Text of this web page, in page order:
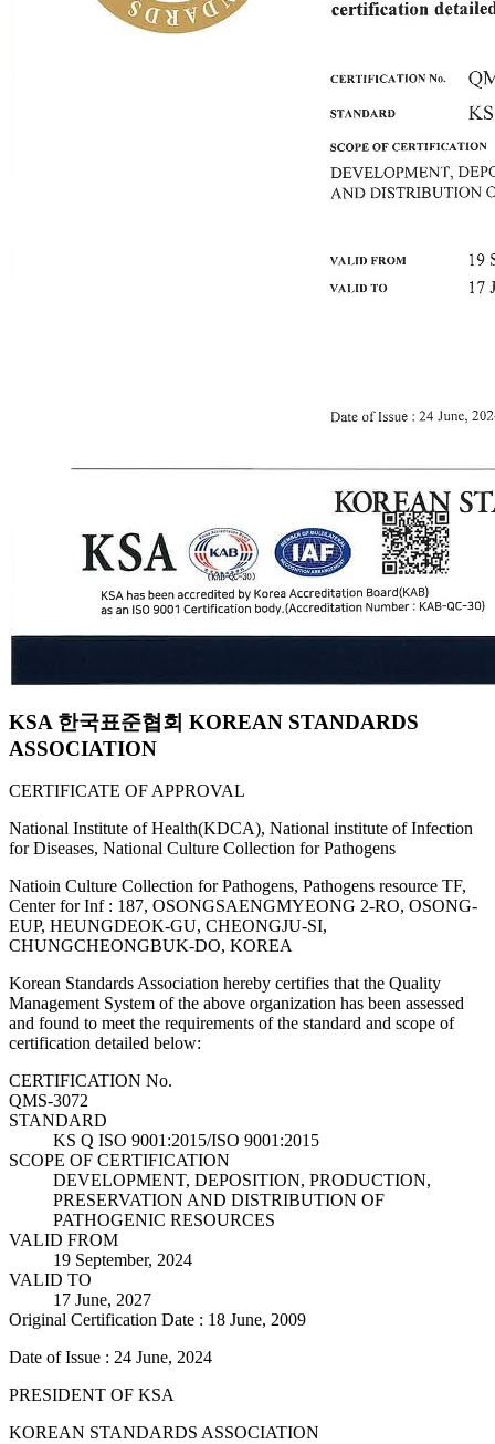
KSA 한국표준협회 KOREAN STANDARDS
ASSOCIATION
CERTIFICATE OF APPROVAL
National Institute of Health(KDCA), National institute of Infection
for Diseases, National Culture Collection for Pathogens
Natioin Culture Collection for Pathogens, Pathogens resource TF,
Center for Inf : 187, OSONGSAENGMYEONG 2-RO, OSONG-
EUP, HEUNGDEOK-GU, CHEONGJU-SI,
CHUNGCHEONGBUK-DO, KOREA
Korean Standards Association hereby certifies that the Quality
Management System of the above organization has been assessed
and found to meet the requirements of the standard and scope of
certification detailed below:
CERTIFICATION No.
QMS-3072
STANDARD
KS Q ISO 9001:2015/ISO 9001:2015
SCOPE OF CERTIFICATION
DEVELOPMENT, DEPOSITION, PRODUCTION,
PRESERVATION AND DISTRIBUTION OF
PATHOGENIC RESOURCES
VALID FROM
19 September, 2024
VALID TO
17 June, 2027
Original Certification Date : 18 June, 2009
Date of Issue : 24 June, 2024
PRESIDENT OF KSA
KOREAN STANDARDS ASSOCIATION